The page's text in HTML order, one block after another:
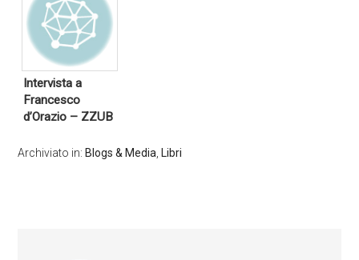
Intervista a
Francesco
d’Orazio – ZZUB
Archiviato in: Blogs & Media, Libri